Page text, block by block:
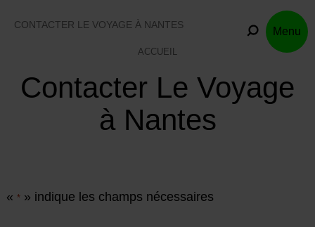
CONTACTER LE VOYAGE À NANTES
Menu
ACCUEIL
Contacter Le Voyage
à Nantes
« *» indique les champs nécessaires